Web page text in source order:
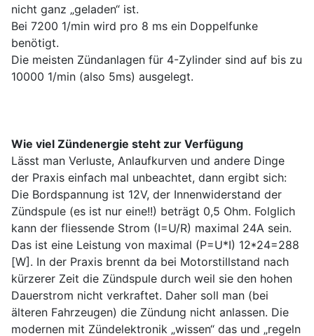
nicht ganz „geladen“ ist.
Bei 7200 1/min wird pro 8 ms ein Doppelfunke
benötigt.
Die meisten Zündanlagen für 4-Zylinder sind auf bis zu
10000 1/min (also 5ms) ausgelegt.
Wie viel Zündenergie steht zur Verfügung
Lässt man Verluste, Anlaufkurven und andere Dinge
der Praxis einfach mal unbeachtet, dann ergibt sich:
Die Bordspannung ist 12V, der Innenwiderstand der
Zündspule (es ist nur eine!!) beträgt 0,5 Ohm. Folglich
kann der fliessende Strom (I=U/R) maximal 24A sein.
Das ist eine Leistung von maximal (P=U*I) 12*24=288
[W]. In der Praxis brennt da bei Motorstillstand nach
kürzerer Zeit die Zündspule durch weil sie den hohen
Dauerstrom nicht verkraftet. Daher soll man (bei
älteren Fahrzeugen) die Zündung nicht anlassen. Die
modernen mit Zündelektronik „wissen“ das und „regeln